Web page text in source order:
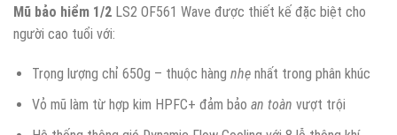
Mũ bảo hiểm 1/2 LS2 OF561 Wave được thiết kế đặc biệt cho
người cao tuổi với:
Trọng lượng chỉ 650g – thuộc hàng nhẹnhất trong phân khúc
Vỏ mũ làm từ hợp kim HPFC+ đảm bảo an toàn vượt trội